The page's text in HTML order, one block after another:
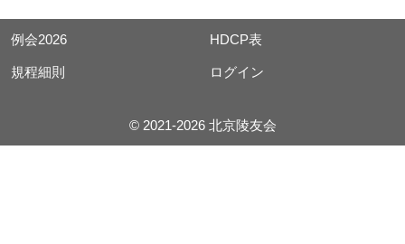
例会2026 HDCP表
規程細則 ログイン
© 2021-2026 北京陵友会